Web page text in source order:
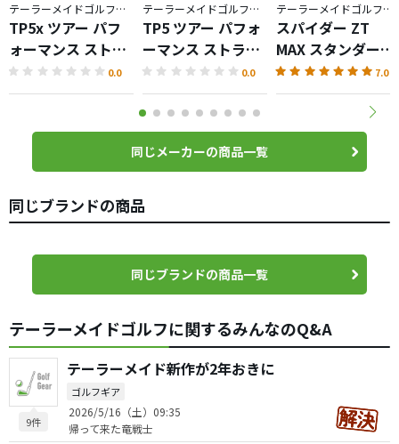
テーラーメイドゴルフ／TP5
TP5x ツアー パフ
ォーマンス ストラ
イプ ボール
0.0
テーラーメイドゴルフ／TP5
TP5 ツアー パフォ
ーマンス ストライ
プ ボール
0.0
テーラーメイドゴルフ／Spider ZT
スパイダー ZT
MAX スタンダード
パター
7.0
同じメーカーの商品一覧
同じブランドの商品
同じブランドの商品一覧
テーラーメイドゴルフに関するみんなのQ&A
9件
テーラーメイド新作が2年おきに
ゴルフギア
2026/5/16（土）09:35
帰って来た竜戦士